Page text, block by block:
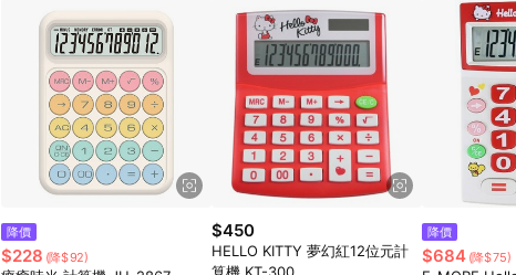
品資料更新會有時間差，如顯示之商品規格、顏色、價位、贈品與東森購物
準。 9. 若有贈點爭議，請務必於訂單日期+180天以內至LINE購物客服洽詢；
贈點回饋。 10. 部分點數紅包僅限指定商品使用，或不適用於無回饋商品。各
紅包頁面規則為準。
降價
$228 (降$92)
$450
HELLO KITTY 夢幻紅12位元計
降價
$684 (降$75)